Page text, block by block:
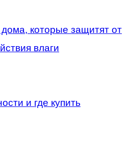
которые защитят от
влаги
и где купить